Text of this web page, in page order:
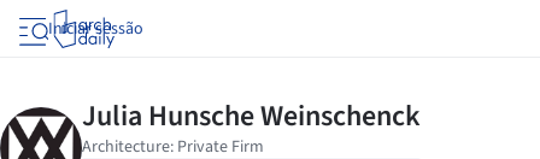
Iniciar sessão